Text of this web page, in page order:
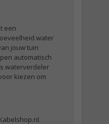
een
water
jouw tuin
automatisch
waterverdeler
kiezen om